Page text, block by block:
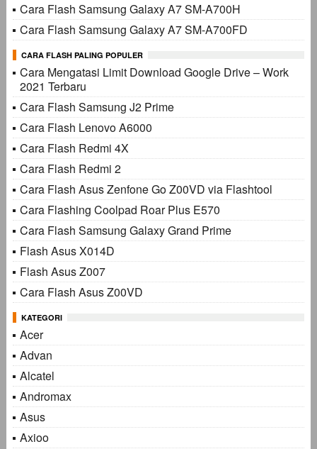
Cara Flash Samsung Galaxy A7 SM-A700H
Cara Flash Samsung Galaxy A7 SM-A700FD
CARA FLASH PALING POPULER
Cara Mengatasi Limit Download Google Drive – Work
2021 Terbaru
Cara Flash Samsung J2 Prime
Cara Flash Lenovo A6000
Cara Flash Redmi 4X
Cara Flash Redmi 2
Cara Flash Asus Zenfone Go Z00VD via Flashtool
Cara Flashing Coolpad Roar Plus E570
Cara Flash Samsung Galaxy Grand Prime
Flash Asus X014D
Flash Asus Z007
Cara Flash Asus Z00VD
KATEGORI
Acer
Advan
Alcatel
Andromax
Asus
Axioo